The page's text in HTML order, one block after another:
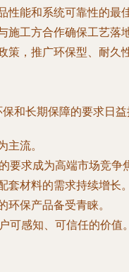
性能和系统可靠性的
施工方合作确保工艺
策，推广环保型、耐
和长期保障的要求日
主流。
要求成为高端市场竞争
套材料的需求持续增长。
环保产品备受青睐。
可感知、可信任的价